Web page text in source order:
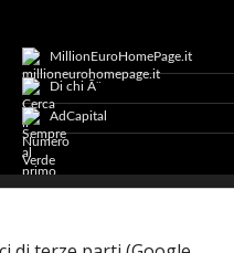
MillionEuroHomePage.it
Di chi Ã¨
AdCapital